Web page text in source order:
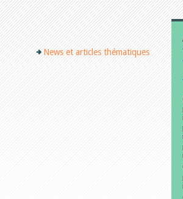
News et articles thématiques